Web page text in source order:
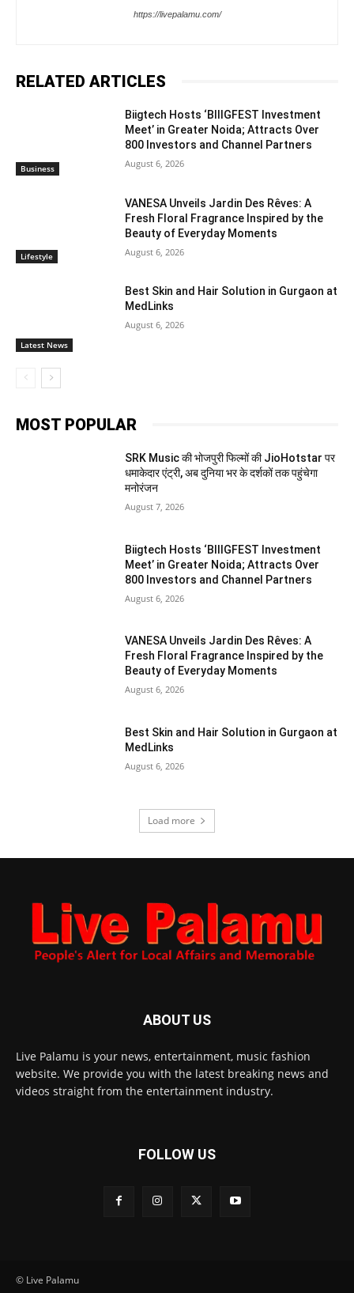
https://livepalamu.com/
RELATED ARTICLES
Business
Biigtech Hosts ‘BIIIGFEST Investment
Meet’ in Greater Noida; Attracts Over
800 Investors and Channel Partners
August 6, 2026
Lifestyle
VANESA Unveils Jardin Des Rêves: A
Fresh Floral Fragrance Inspired by the
Beauty of Everyday Moments
August 6, 2026
Latest News
Best Skin and Hair Solution in Gurgaon at
MedLinks
August 6, 2026
MOST POPULAR
SRK Music की भोजपुरी फिल्मों की JioHotstar पर
धमाकेदार एंट्री, अब दुनिया भर के दर्शकों तक पहुंचेगा
मनोरंजन
August 7, 2026
Biigtech Hosts ‘BIIIGFEST Investment
Meet’ in Greater Noida; Attracts Over
800 Investors and Channel Partners
August 6, 2026
VANESA Unveils Jardin Des Rêves: A
Fresh Floral Fragrance Inspired by the
Beauty of Everyday Moments
August 6, 2026
Best Skin and Hair Solution in Gurgaon at
MedLinks
August 6, 2026
Load more
ABOUT US
Live Palamu is your news, entertainment, music fashion
website. We provide you with the latest breaking news and
videos straight from the entertainment industry.
FOLLOW US
© Live Palamu